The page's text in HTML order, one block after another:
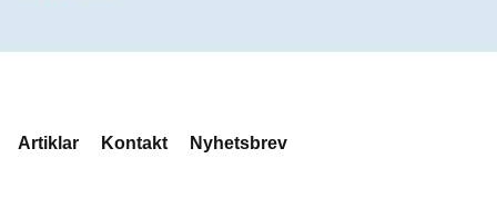
Artiklar Kontakt Nyhetsbrev